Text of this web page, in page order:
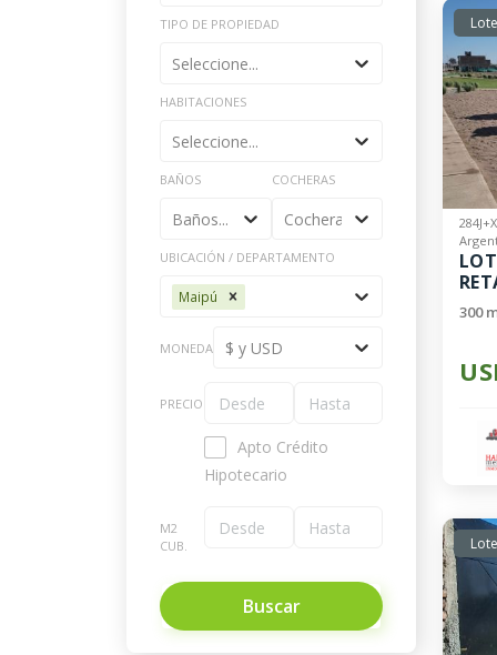
TIPO DE PROPIEDAD
Seleccione...
HABITACIONES
Seleccione...
BAÑOS
Baños...
COCHERAS
Cocheras...
UBICACIÓN / DEPARTAMENTO
Maipú
MONEDA $ y USD
PRECIO
Apto Crédito
Hipotecario
M2
CUB.
Buscar
300